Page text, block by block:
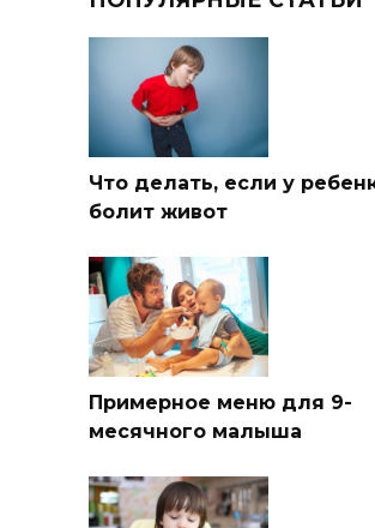
Что делать, если у
болит живот
Примерное меню для 9-
месячного малыша